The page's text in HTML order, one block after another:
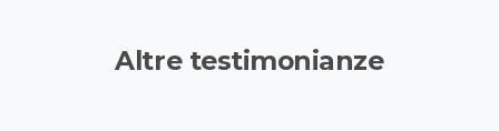
Altre testimonianze